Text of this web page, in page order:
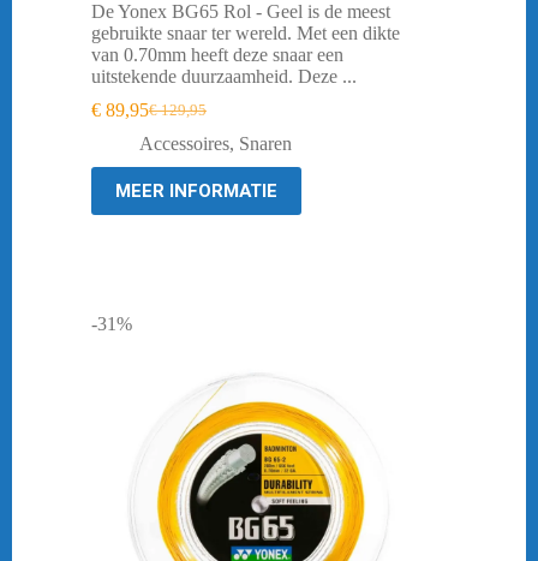
De Yonex BG65 Rol - Geel is de meest
gebruikte snaar ter wereld. Met een dikte
van 0.70mm heeft deze snaar een
uitstekende duurzaamheid. Deze ...
€129,95
Oorspronkelijke
prijs
was:
€ 129,95.
€ 89,95Huidige
prijs
is:
€ 89,95.
Accessoires, Snaren
MEER INFORMATIE
-31%